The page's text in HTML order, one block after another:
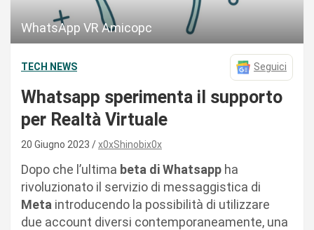
WhatsApp VR Amicopc
TECH NEWS Seguici
Whatsapp sperimenta il supporto
per Realtà Virtuale
20 Giugno 2023 x0xShinobix0x
Dopo che l’ultima beta di Whatsapp ha
rivoluzionato il servizio di messaggistica di
Meta introducendo la possibilità di utilizzare
due account diversi contemporaneamente, una